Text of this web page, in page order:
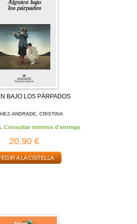
BAJO LOS PÁRPADOS
ANDRADE, CRISTINA
Consultar terminis d'entrega
20,90 €
A LA CISTELLA